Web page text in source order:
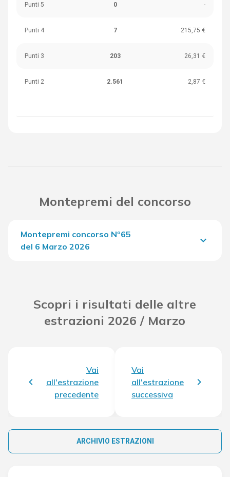
Punti 5 0 -
Punti 4 7 215,75 €
Punti 3 203 26,31 €
Punti 2 2.561 2,87 €
Montepremi del concorso
Montepremi concorso Nº65
del 6 Marzo 2026
keyboard_arrow_down
Scopri i risultati delle altre
estrazioni 2026 / Marzo
Vai
all'estrazione
precedente
Vai
all'estrazione
successiva
ARCHIVIO ESTRAZIONI